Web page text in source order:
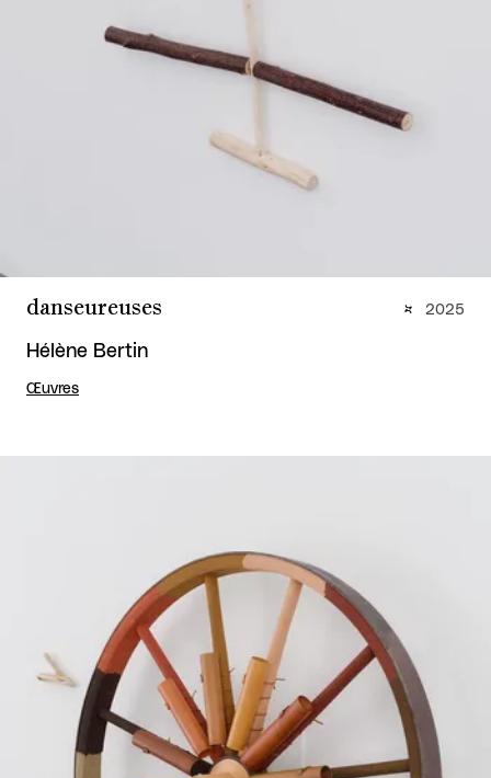
danseureuses
Hélène Bertin
Œuvres
2025